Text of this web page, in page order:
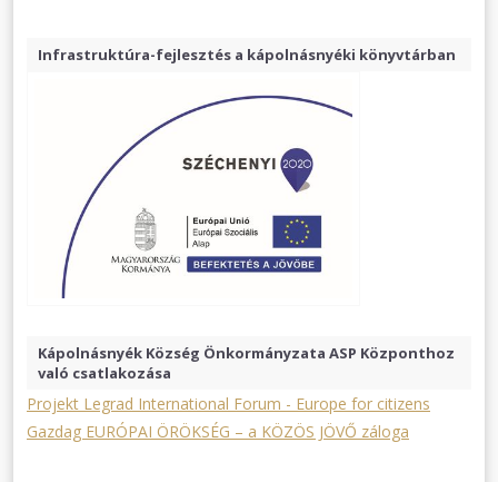
Infrastruktúra-fejlesztés a kápolnásnyéki könyvtárban
Kápolnásnyék Község Önkormányzata ASP Központhoz
való csatlakozása
Projekt Legrad International Forum - Europe for citizens
Gazdag EURÓPAI ÖRÖKSÉG – a KÖZÖS JÖVŐ záloga